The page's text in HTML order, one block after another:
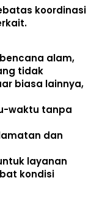
koordinasi
alam,
tidak
biasa lainnya,
waktu tanpa
dan
layanan
kondisi